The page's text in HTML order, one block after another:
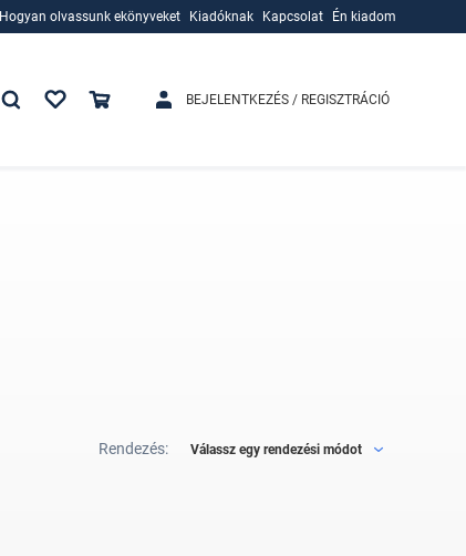
Hogyan olvassunk ekönyveket
Kiadóknak
Kapcsolat Én kiadom
BEJELENTKEZÉS / REGISZTRÁCIÓ
Rendezés: Válassz egy rendezési módot